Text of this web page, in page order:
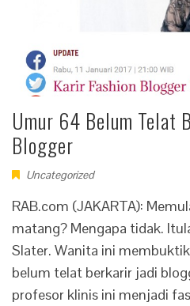
Umur 64 Belum Telat
Blogger
Uncategorized
RAB.com (JAKARTA):
matang? Mengapa tidak.
Slater. Wanita ini
belum telat berkarir jadi
profesor klinis ini menjadi